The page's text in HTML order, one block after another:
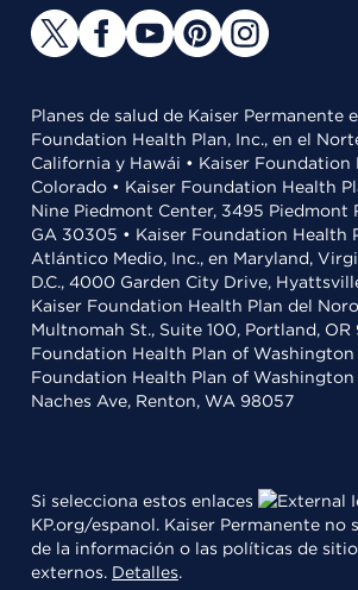
Planes de salud de Kaiser Permanente
Foundation Health Plan, Inc., en el
California y Hawái • Kaiser Foundation
Colorado • Kaiser Foundation Health
Nine Piedmont Center, 3495 Piedmont
GA 30305 • Kaiser Foundation Health
Atlántico Medio, Inc., en Maryland,
D.C., 4000 Garden City Drive,
Kaiser Foundation Health Plan del
Multnomah St., Suite 100, Portland, OR
Foundation Health Plan of Washington
Foundation Health Plan of Washington
Naches Ave, Renton, WA 98057
Si selecciona estos enlaces
KP.org/espanol. Kaiser Permanente no
de la información o las políticas de
externos. Detalles.